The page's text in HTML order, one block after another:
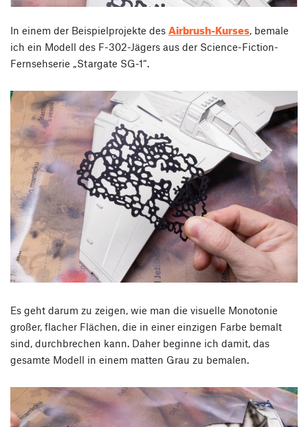
In einem der Beispielprojekte des Airbrush-Kurses, bemale
ich ein Modell des F-302-Jägers aus der Science-Fiction-
Fernsehserie „Stargate SG-1“.
Es geht darum zu zeigen, wie man die visuelle Monotonie
großer, flacher Flächen, die in einer einzigen Farbe bemalt
sind, durchbrechen kann. Daher beginne ich damit, das
gesamte Modell in einem matten Grau zu bemalen.